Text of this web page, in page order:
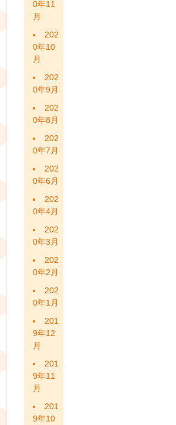
0年11
月
202
0年10
月
202
0年9月
202
0年8月
202
0年7月
202
0年6月
202
0年4月
202
0年3月
202
0年2月
202
0年1月
201
9年12
月
201
9年11
月
201
9年10